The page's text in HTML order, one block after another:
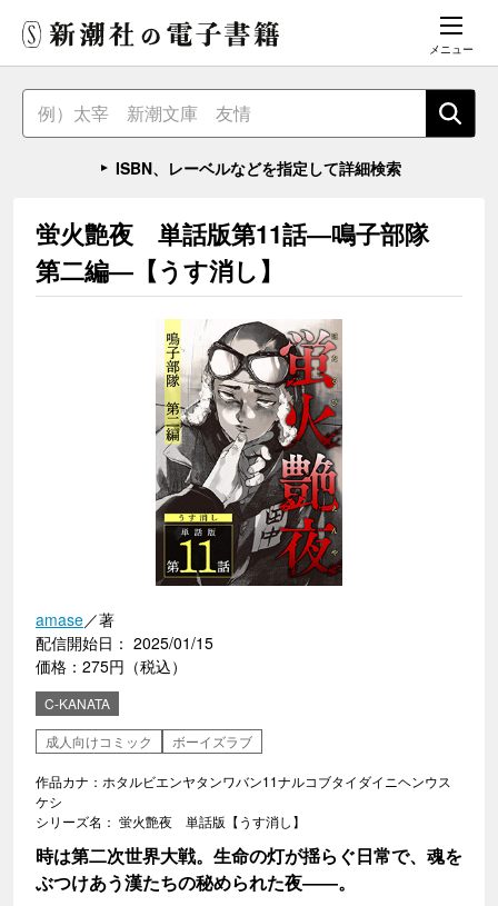
メニュー
ISBN、レーベルなどを指定して詳細検索
蛍火艶夜 単話版第11話―鳴子部隊
第二編―【うす消し】
amase／著
配信開始日： 2025/01/15
価格：275円（税込）
C-KANATA
成人向けコミック
ボーイズラブ
作品カナ：ホタルビエンヤタンワバン11ナルコブタイダイニヘンウス
ケシ
シリーズ名： 蛍火艶夜 単話版【うす消し】
時は第二次世界大戦。生命の灯が揺らぐ日常で、魂を
ぶつけあう漢たちの秘められた夜――。